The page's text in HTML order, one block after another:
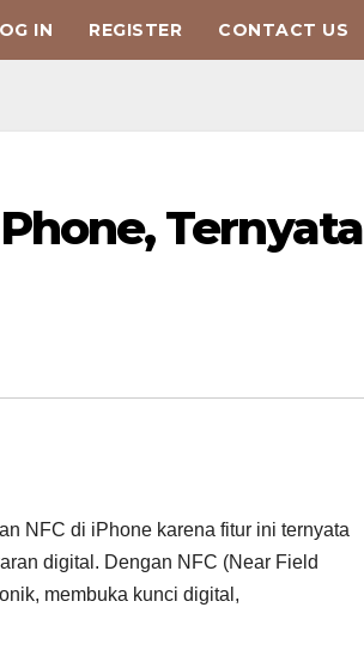
IN REGISTER CONTACT US
Ternyata
NFC di iPhone karena fitur ini ternyata
digital. Dengan NFC (Near Field
membuka kunci digital,